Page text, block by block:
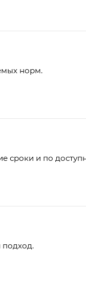
норм.
сроки и по
подход.